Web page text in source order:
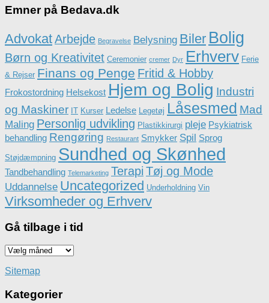
Emner på Bedava.dk
AdvokatArbejde Begravelse Belysning Biler Bolig
Børn og Kreativitet Ceremonier cremer Dyr Erhverv Ferie
& Rejser Finans og Penge Fritid & Hobby
Frokostordning Helsekost Hjem og Bolig Industri
og Maskiner IT Kurser Ledelse Legetøj Låsesmed Mad
Maling Personlig udvikling Plastikkirurgi pleje Psykiatrisk
behandling Rengøring Restaurant Smykker Spil Sprog
Støjdæmpning Sundhed og Skønhed
Tandbehandling Telemarketing Terapi Tøj og Mode
Uddannelse Uncategorized Underholdning Vin
Virksomheder og Erhverv
Gå tilbage i tid
Gå
iSitemap
Kategorier